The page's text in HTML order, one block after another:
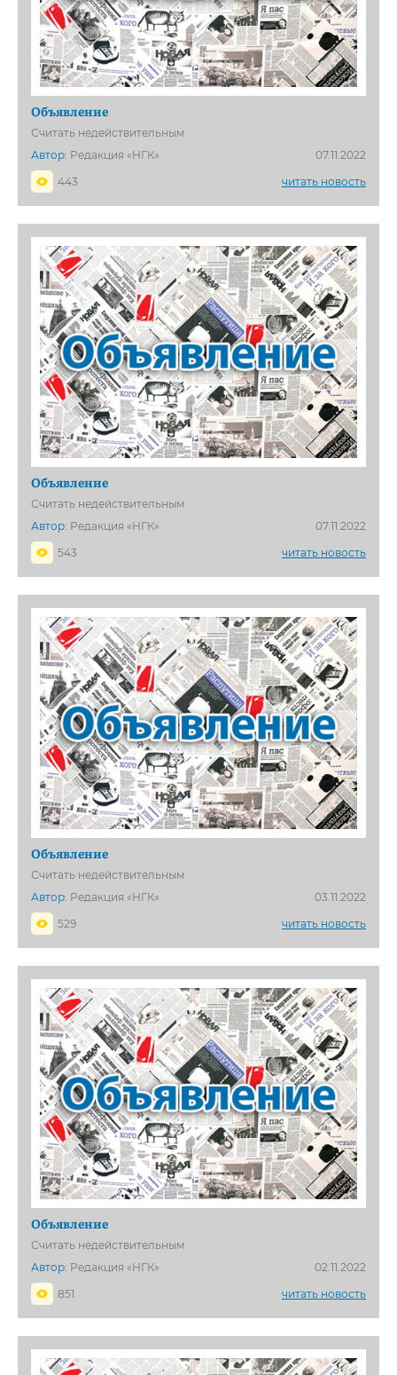
Объявление
Считать недействительным
Автор: Редакция «НГК»
07.11.2022
443
читать новость
Объявление
Считать недействительным
Автор: Редакция «НГК»
07.11.2022
543
читать новость
Объявление
Считать недействительным
Автор: Редакция «НГК»
03.11.2022
529
читать новость
Объявление
Считать недействительным
Автор: Редакция «НГК»
02.11.2022
851
читать новость